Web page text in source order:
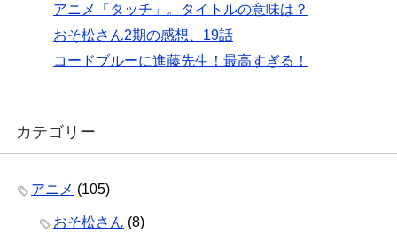
アニメ「タッチ」。タイトルの意味は？
おそ松さん2期の感想、19話
コードブルーに進藤先生！最高すぎる！
カテゴリー
アニメ (105)
おそ松さん (8)